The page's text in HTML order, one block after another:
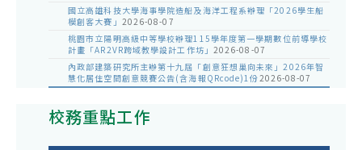
國立高雄科技大學海事學院造船及海洋工程系辦理「2026學生船
模創客大賽」 2026-08-07
桃園市立陽明高級中等學校辦理115學年度第一學期數位前導學校
計畫「AR2VR跨域教學設計工作坊」 2026-08-07
內政部建築研究所主辦第十九屆「創意狂想巢向未來」2026年智
慧化居住空間創意競賽公告(含海報QRcode)1份2026-08-07
校務重點工作